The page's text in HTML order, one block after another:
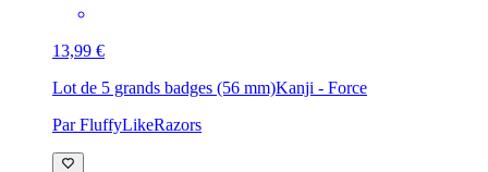
13,99 €
Lot de 5 grands badges (56 mm)Kanji - Force
Par FluffyLikeRazors